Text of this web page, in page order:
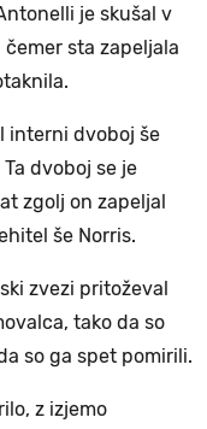
je skušal v
sta zapeljala
interni dvoboj še
dvoboj se je
zgolj on zapeljal
še Norris.
zvezi pritoževal
tako da so
so ga spet pomirili.
z izjemo